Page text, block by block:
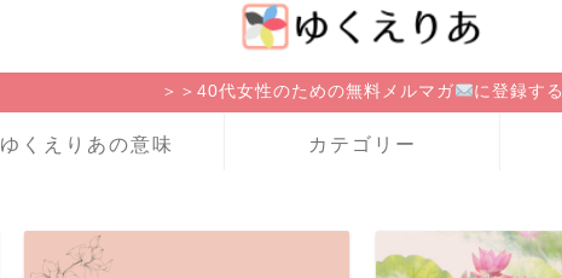
＞＞40代女性のための無料メルマガ に登録する
ゆくえりあの意味 カテゴリー